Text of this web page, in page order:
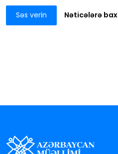
Səs verin Nəticələrə bax